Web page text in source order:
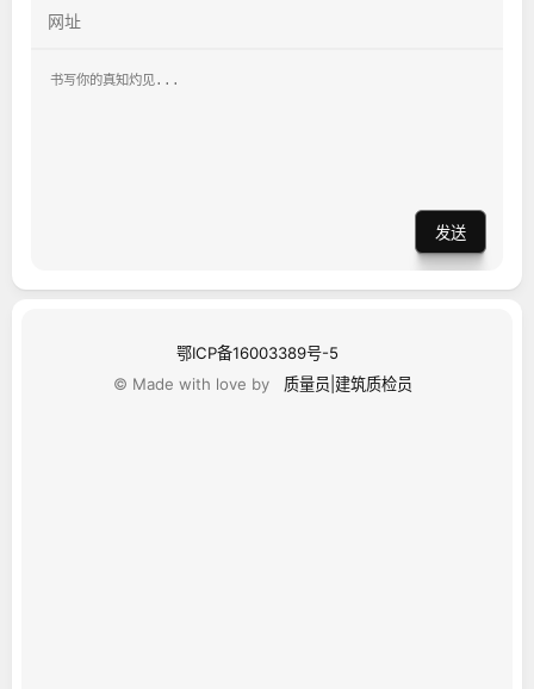
发送
鄂ICP备16003389号-5
© Made with love by
质量员|建筑质检员